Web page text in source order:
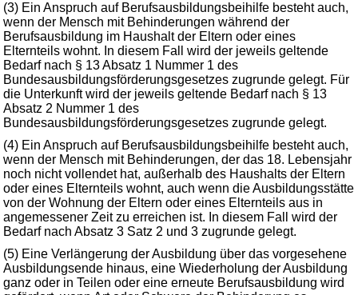
(3) Ein Anspruch auf Berufsausbildungsbeihilfe besteht auch,
wenn der Mensch mit Behinderungen während der
Berufsausbildung im Haushalt der Eltern oder eines
Elternteils wohnt. In diesem Fall wird der jeweils geltende
Bedarf nach § 13 Absatz 1 Nummer 1 des
Bundesausbildungsförderungsgesetzes zugrunde gelegt. Für
die Unterkunft wird der jeweils geltende Bedarf nach § 13
Absatz 2 Nummer 1 des
Bundesausbildungsförderungsgesetzes zugrunde gelegt.
(4) Ein Anspruch auf Berufsausbildungsbeihilfe besteht auch,
wenn der Mensch mit Behinderungen, der das 18. Lebensjahr
noch nicht vollendet hat, außerhalb des Haushalts der Eltern
oder eines Elternteils wohnt, auch wenn die Ausbildungsstätte
von der Wohnung der Eltern oder eines Elternteils aus in
angemessener Zeit zu erreichen ist. In diesem Fall wird der
Bedarf nach Absatz 3 Satz 2 und 3 zugrunde gelegt.
(5) Eine Verlängerung der Ausbildung über das vorgesehene
Ausbildungsende hinaus, eine Wiederholung der Ausbildung
ganz oder in Teilen oder eine erneute Berufsausbildung wird